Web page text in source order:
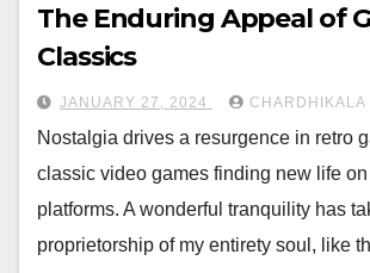
The Enduring Appeal of
Classics
JANUARY 27, 2024 CHARDHIKALA
Nostalgia drives a resurgence in retro
classic video games finding new life
platforms. A wonderful tranquility has
proprietorship of my entirety soul, like